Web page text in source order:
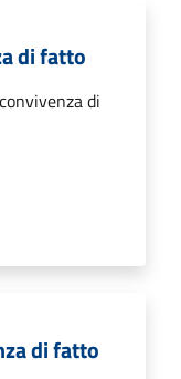
di fatto
di
di fatto